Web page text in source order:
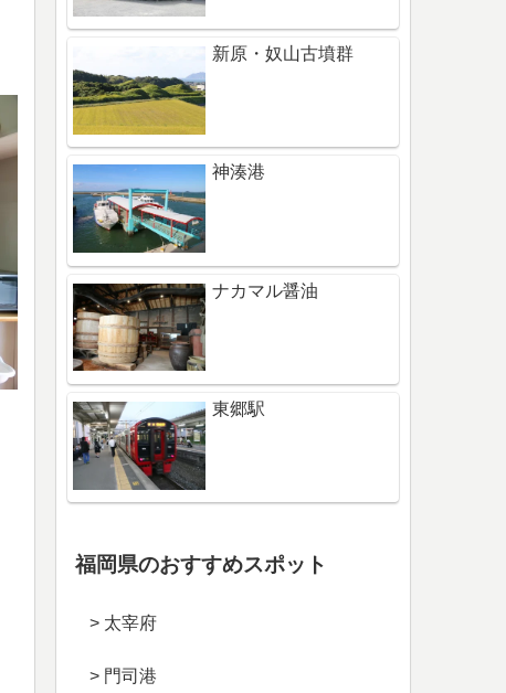
新原・奴山古墳群
神湊港
ナカマル醤油
東郷駅
福岡県のおすすめスポット
> 太宰府
> 門司港